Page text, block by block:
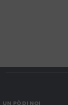
UN PÒ DI NOI